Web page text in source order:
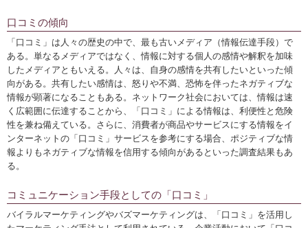
口コミの傾向
「口コミ」は人々の歴史の中で、最も古いメディア（情報伝達手段）で
ある。単なるメディアではなく、情報に対する個人の感情や解釈を加味
したメディアともいえる。人々は、自身の感情を共有したいといった傾
向がある。共有したい感情は、怒りや不満、恐怖を伴ったネガティブな
情報が顕著になることもある。ネットワーク社会においては、情報は速
く広範囲に伝達することから、「口コミ」による情報は、利便性と危険
性を兼ね備えている。さらに、消費者が商品やサービスにする情報をイ
ンターネットの「口コミ」サービスを参考にする場合、ポジティブな情
報よりもネガティブな情報を信用する傾向があるといった調査結果もあ
る。
コミュニケーション手段としての「口コミ」
バイラルマーケティングやバズマーケティングは、「口コミ」を活用し